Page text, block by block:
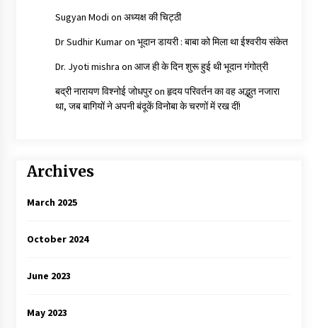
Sugyan Modi on अध्यक्ष की चिट्ठी
Dr Sudhir Kumaron भूदान डायरी : बाबा को मिला था ईश्वरीय संकेत
Dr. Jyoti mishra on आज ही के दिन शुरू हुई थी भूदान गंगोत्री
बद्री नारायण विश्नोई जोधपुरon हृदय परिवर्तन का वह अद्भुत नजारा
था, जब बागियों ने अपनी बंदूकें विनोबा के चरणों में रख दीं!
Archives
March 2025
October 2024
June 2023
May 2023